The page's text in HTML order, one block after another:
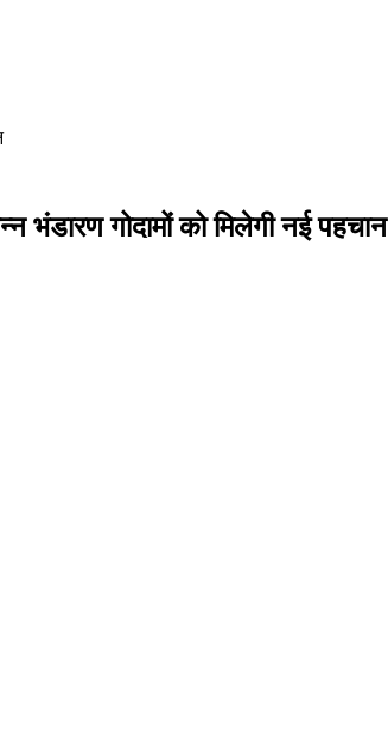
गोदामों को मिलेगी नई पहचान